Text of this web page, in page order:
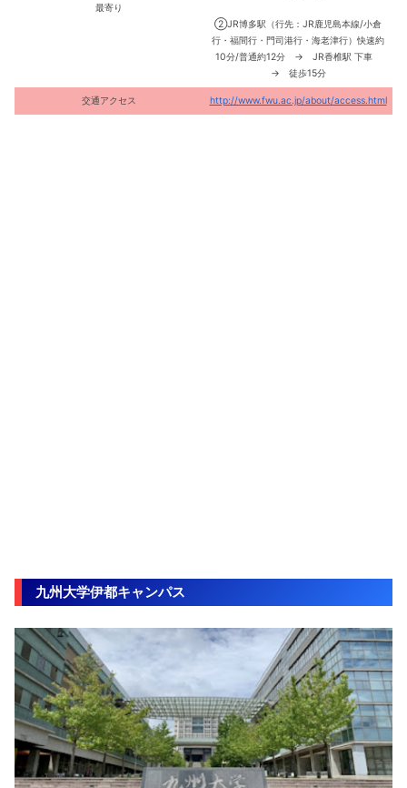
最寄り
②JR博多駅（行先：JR鹿児島本線/小倉
行・福間行・門司港行・海老津行）快速約
10分/普通約12分 → JR香椎駅 下車
→ 徒歩15分
交通アクセス http://www.fwu.ac.jp/about/access.html
九州大学伊都キャンパス